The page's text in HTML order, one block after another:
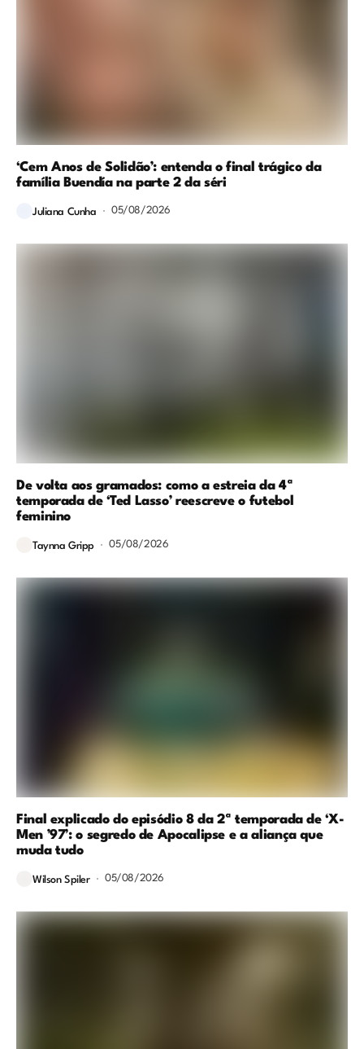
‘Cem Anos de Solidão’: entenda o final trágico da
família Buendía na parte 2 da séri
Juliana Cunha 05/08/2026
De volta aos gramados: como a estreia da 4ª
temporada de ‘Ted Lasso’ reescreve o futebol
feminino
Taynna Gripp 05/08/2026
Final explicado do episódio 8 da 2ª temporada de ‘X-
Men ’97’: o segredo de Apocalipse e a aliança que
muda tudo
Wilson Spiler 05/08/2026